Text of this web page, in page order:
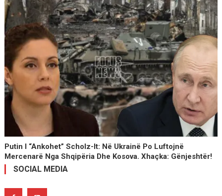
Putin I “ankohet” Scholz-It: Në Ukrainë Po Luftojnë
Mercenarë Nga Shqipëria Dhe Kosova. Xhaçka: Gënjeshtër!
SOCIAL MEDIA